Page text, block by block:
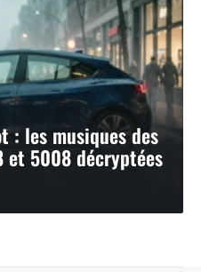
: les musiques des
et 5008 décryptées